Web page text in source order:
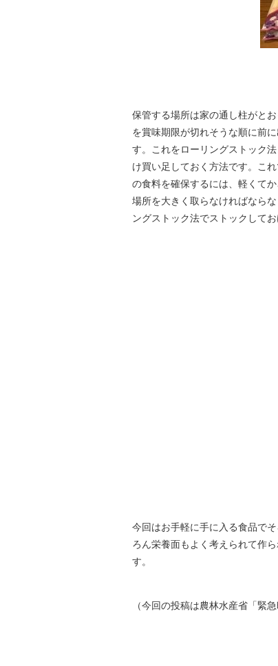
保管する場所は家の通し柱がと
を賞味期限が切れそうな順に前
す。これをローリングストック
け買い足しておく方法です。こ
の食料を確保するには、軽くて
場所を大きく取らなければなら
ングストック法でストックして
今回はお手軽に手に入る食品で
ろん栄養面もよく考えられて作
す。
（今回の投稿は農林水産省「緊